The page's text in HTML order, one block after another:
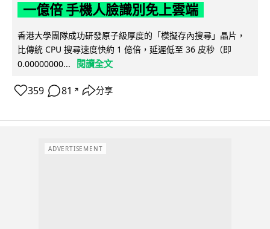
一億倍 手機人臉識別免上雲端
香港大學團隊成功研發原子級厚度的「模擬存內搜尋」晶片，
比傳統 CPU 搜尋速度快約 1 億倍，延遲低至 36 皮秒（即
0.00000000...
閱讀全文
359 81 ↗ 分享
ADVERTISEMENT